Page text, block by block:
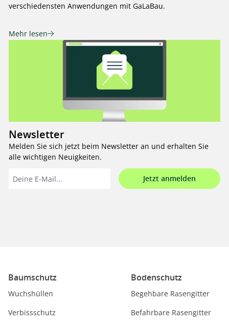
verschiedensten Anwendungen mit GaLaBau.
Mehr lesen
Newsletter
Melden Sie sich jetzt beim Newsletter an und erhalten Sie
alle wichtigen Neuigkeiten.
Jetzt anmelden
Baumschutz
Wuchshüllen
Verbissschutz
Bodenschutz
Begehbare Rasengitter
Befahrbare Rasengitter